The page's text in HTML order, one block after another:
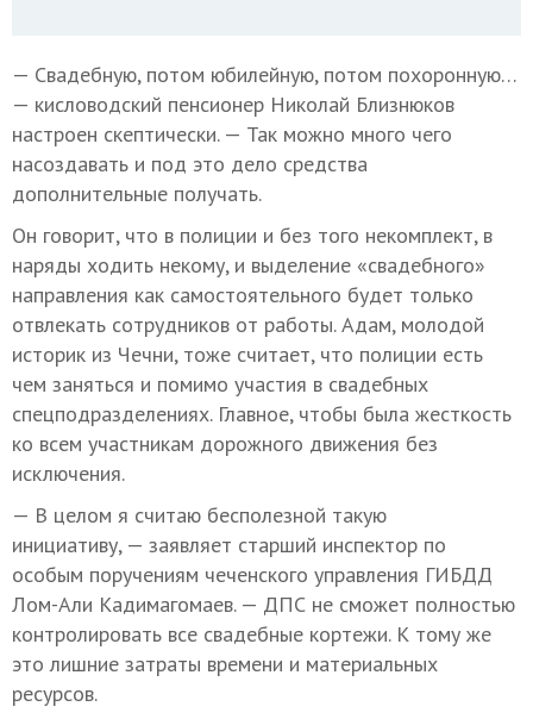
— Свадебную, потом юбилейную, потом похоронную…
— кисловодский пенсионер Николай Близнюков
настроен скептически. — Так можно много чего
насоздавать и под это дело средства
дополнительные получать.
Он говорит, что в полиции и без того некомплект, в
наряды ходить некому, и выделение «свадебного»
направления как самостоятельного будет только
отвлекать сотрудников от работы. Адам, молодой
историк из Чечни, тоже считает, что полиции есть
чем заняться и помимо участия в свадебных
спецподразделениях. Главное, чтобы была жесткость
ко всем участникам дорожного движения без
исключения.
— В целом я считаю бесполезной такую
инициативу, — заявляет старший инспектор по
особым поручениям чеченского управления ГИБДД
Лом-Али Кадимагомаев. — ДПС не сможет полностью
контролировать все свадебные кортежи. К тому же
это лишние затраты времени и материальных
ресурсов.